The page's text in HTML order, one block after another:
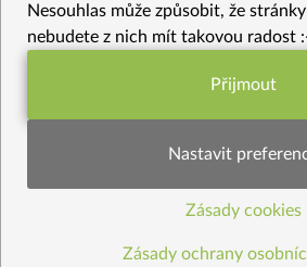
Hroznová marmeláda bez cukru
Sicilské arancini (bezlepkové)
Kokosové zelí
Zeleninová snídaňová HIT polévka s shitake
Ovocné salámky
Nesouhlas může způsobit, že
nebudete z nich mít takovou radost
Funkční nastavení
Statistiky pro lepší obsah
Přijmout
Nastavit
Zásady cookies
Zásady ochrany